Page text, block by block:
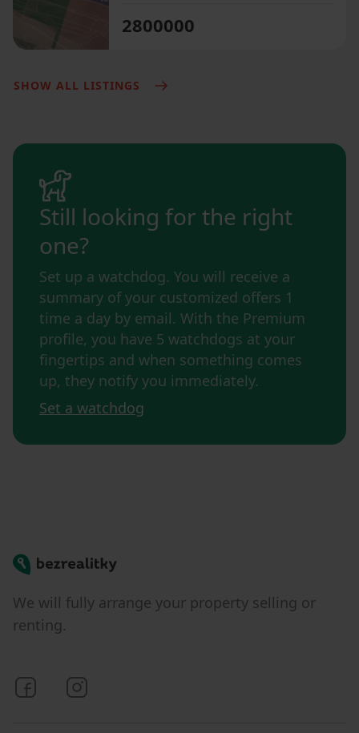
2800000
SHOW ALL LISTINGS
Still looking for the right
one?
Set up a watchdog. You will receive a
summary of your customized offers 1
time a day by email. With the Premium
profile, you have 5 watchdogs at your
fingertips and when something comes
up, they notify you immediately.
Set a watchdog
Bezrealitky
We will fully arrange your property selling or
renting.
Bezrealitky on Facebook